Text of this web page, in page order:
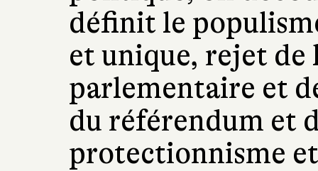
définit le
et unique, rejet de
parlementaire et
du référendum et
protectionnisme